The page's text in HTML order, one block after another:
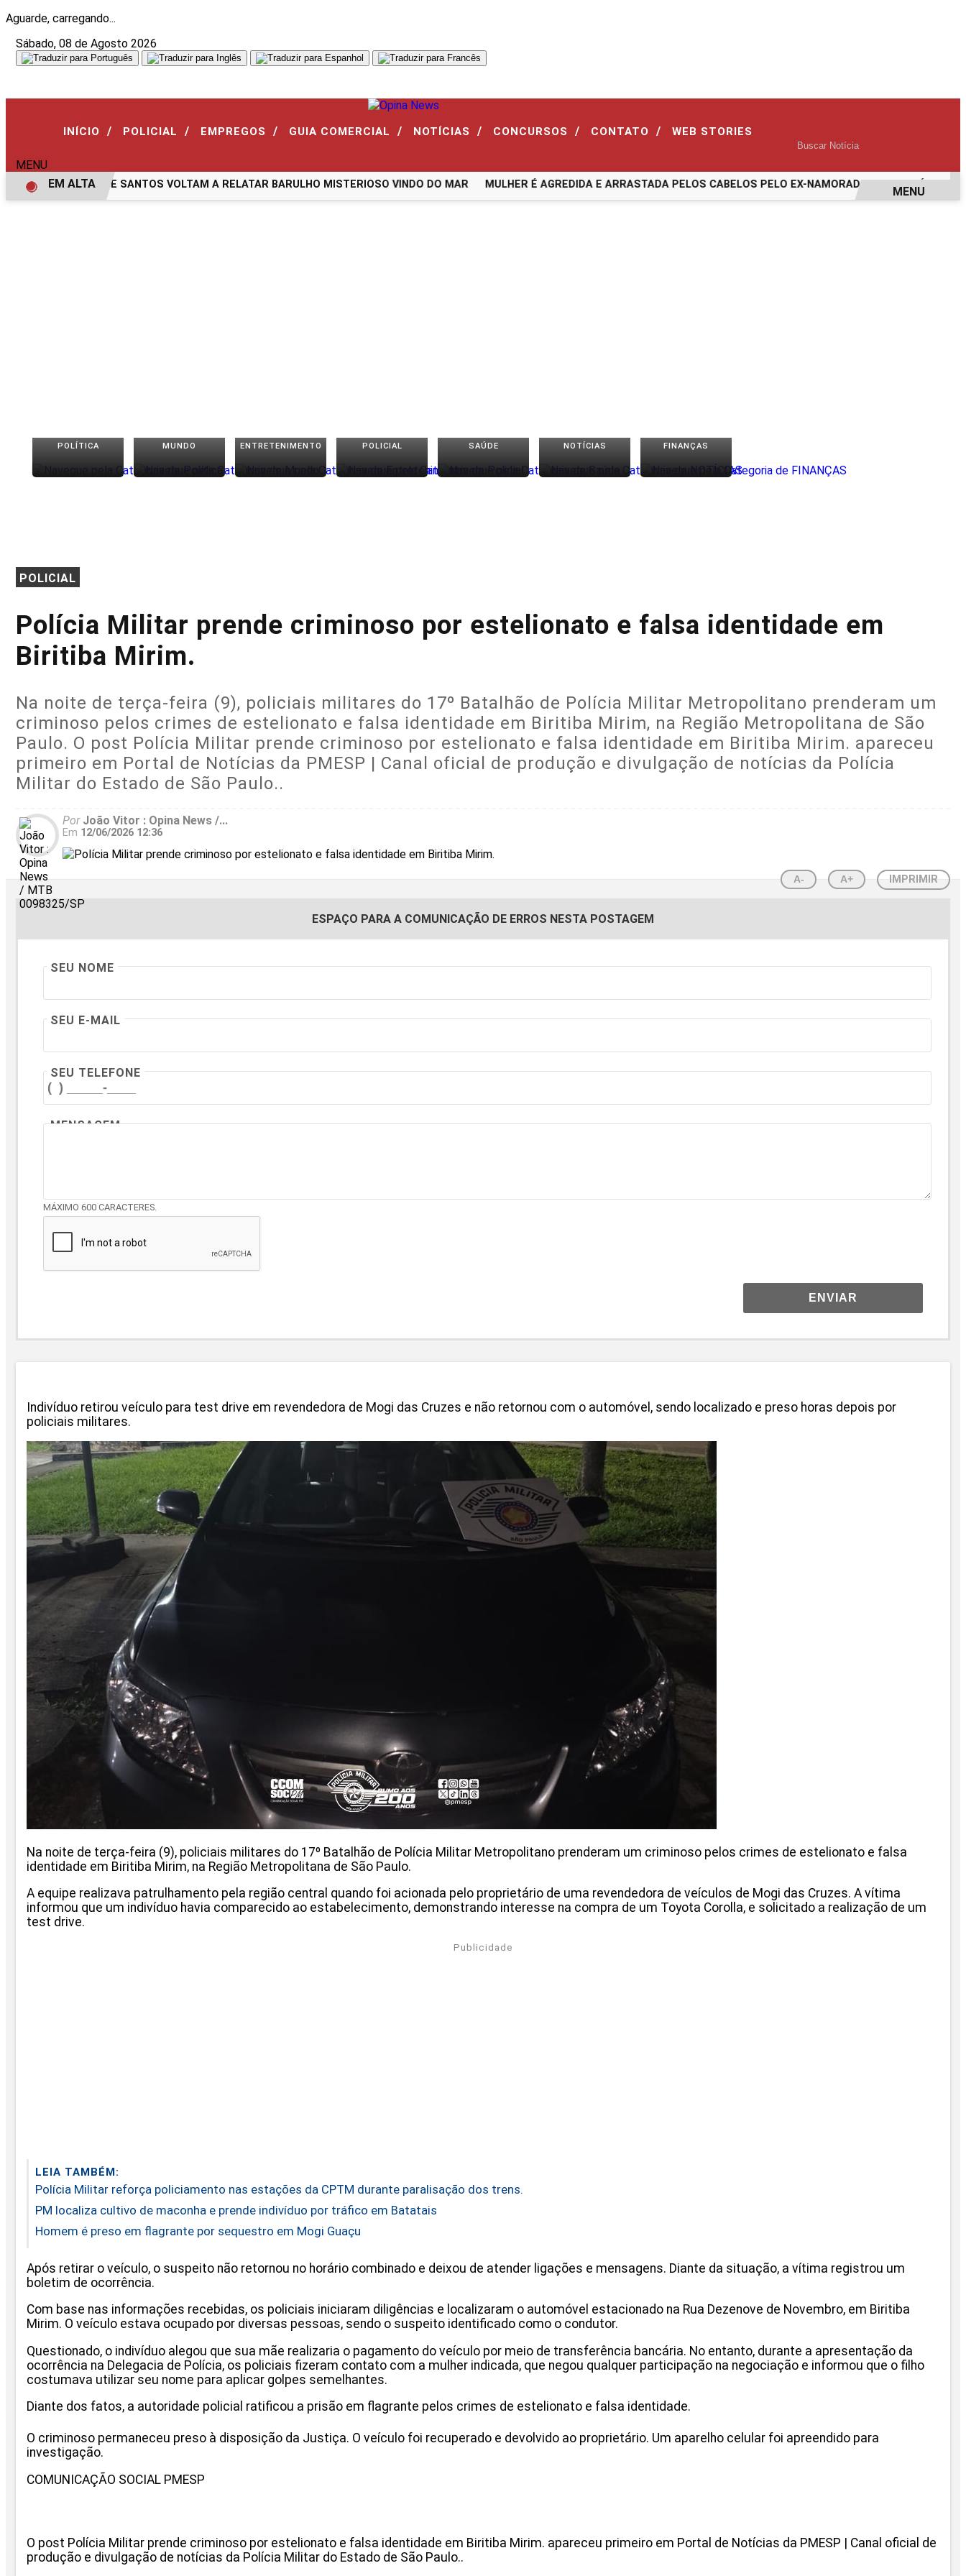
Aguarde, carregando...
Sábado, 08 de Agosto 2026
INÍCIO / POLICIAL / EMPREGOS / GUIA COMERCIAL / NOTÍCIAS / CONCURSOS / CONTATO / WEB STORIES
MENU
MORADORES DE SANTOS VOLTAM A RELATAR BARULHO MISTERIOSO VINDO DO MAR MULHER É AGREDIDA E ARRASTADA PELOS CABELOS PELO EX-NAMORADO; VEJA O VÍDEO
EM ALTA
MENU
POLÍTICA MUNDO ENTRETENIMENTO POLICIAL SAÚDE NOTÍCIAS FINANÇAS
POLICIAL
Polícia Militar prende criminoso por estelionato e falsa identidade em
Biritiba Mirim.
Na noite de terça-feira (9), policiais militares do 17º Batalhão de Polícia Militar Metropolitano prenderam um
criminoso pelos crimes de estelionato e falsa identidade em Biritiba Mirim, na Região Metropolitana de São
Paulo. O post Polícia Militar prende criminoso por estelionato e falsa identidade em Biritiba Mirim. apareceu
primeiro em Portal de Notícias da PMESP | Canal oficial de produção e divulgação de notícias da Polícia
Militar do Estado de São Paulo..
PorJoão Vitor : Opina News /...
Em 12/06/2026 12:36
A- A+ IMPRIMIR
ESPAÇO PARA A COMUNICAÇÃO DE ERROS NESTA POSTAGEM
SEU NOME
SEU E-MAIL
SEU TELEFONE
MENSAGEM
MÁXIMO 600 CARACTERES.
ENVIAR
Indivíduo retirou veículo para test drive em revendedora de Mogi das Cruzes e não retornou com o automóvel, sendo localizado e preso horas depois por
policiais militares.
Na noite de terça-feira (9), policiais militares do 17º Batalhão de Polícia Militar Metropolitano prenderam um criminoso pelos crimes de estelionato e falsa
identidade em Biritiba Mirim, na Região Metropolitana de São Paulo.
A equipe realizava patrulhamento pela região central quando foi acionada pelo proprietário de uma revendedora de veículos de Mogi das Cruzes. A vítima
informou que um indivíduo havia comparecido ao estabelecimento, demonstrando interesse na compra de um Toyota Corolla, e solicitado a realização de um
test drive.
Publicidade
LEIA TAMBÉM:
Polícia Militar reforça policiamento nas estações da CPTM durante paralisação dos trens.
PM localiza cultivo de maconha e prende indivíduo por tráfico em Batatais
Homem é preso em flagrante por sequestro em Mogi Guaçu
Após retirar o veículo, o suspeito não retornou no horário combinado e deixou de atender ligações e mensagens. Diante da situação, a vítima registrou um
boletim de ocorrência.
Com base nas informações recebidas, os policiais iniciaram diligências e localizaram o automóvel estacionado na Rua Dezenove de Novembro, em Biritiba
Mirim. O veículo estava ocupado por diversas pessoas, sendo o suspeito identificado como o condutor.
Questionado, o indivíduo alegou que sua mãe realizaria o pagamento do veículo por meio de transferência bancária. No entanto, durante a apresentação da
ocorrência na Delegacia de Polícia, os policiais fizeram contato com a mulher indicada, que negou qualquer participação na negociação e informou que o filho
costumava utilizar seu nome para aplicar golpes semelhantes.
Diante dos fatos, a autoridade policial ratificou a prisão em flagrante pelos crimes de estelionato e falsa identidade.
O criminoso permaneceu preso à disposição da Justiça. O veículo foi recuperado e devolvido ao proprietário. Um aparelho celular foi apreendido para
investigação.
COMUNICAÇÃO SOCIAL PMESP
O post Polícia Militar prende criminoso por estelionato e falsa identidade em Biritiba Mirim. apareceu primeiro em Portal de Notícias da PMESP | Canal oficial de
produção e divulgação de notícias da Polícia Militar do Estado de São Paulo..